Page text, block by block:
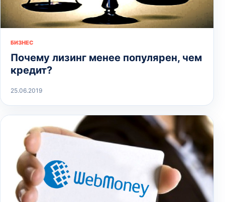
БИЗНЕС
Почему лизинг менее популярен, чем
кредит?
25.06.2019